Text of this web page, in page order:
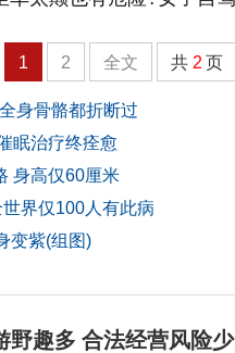
1 2 全文 共 2 页
身骨骼都折断过
眠治疗终痊愈
身高仅60厘米
界仅100人有此病
变紫(组图)
野趣多 合法经营风险少